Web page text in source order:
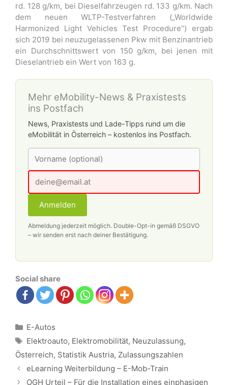
rd. 128 g/km, bei Dieselfahrzeugen rd. 133 g/km. Nach
dem neuen WLTP-Testverfahren („Worldwide
Harmonized Light Vehicles Test Procedure“) ergab
sich 2019 bei neuzugelassenen Pkw mit Benzinantrieb
ein Durchschnittswert von 150 g/km, bei jenen mit
Dieselantrieb ein Wert von 163 g.
Mehr eMobility-News & Praxistests
ins Postfach
News, Praxistests und Lade-Tipps rund um die
eMobilität in Österreich – kostenlos ins Postfach.
Anmelden
Abmeldung jederzeit möglich. Double-Opt-in gemäß DSGVO
– wir senden erst nach deiner Bestätigung.
Social share
Kategorien
E-Autos
Schlagwörter
Elektroauto, Elektromobilität, Neuzulassung,
Österreich, Statistik Austria, Zulassungszahlen
Beitrags-
Navigation
eLearning Weiterbildung – E-Mob-Train
OGH Urteil – Für die Installation eines einphasigen